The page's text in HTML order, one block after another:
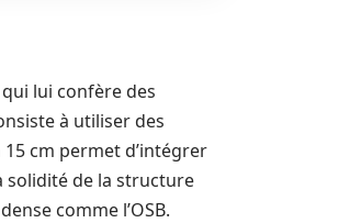
lui confère des
à utiliser des
cm permet d’intégrer
solidité de la structure
comme l’OSB.